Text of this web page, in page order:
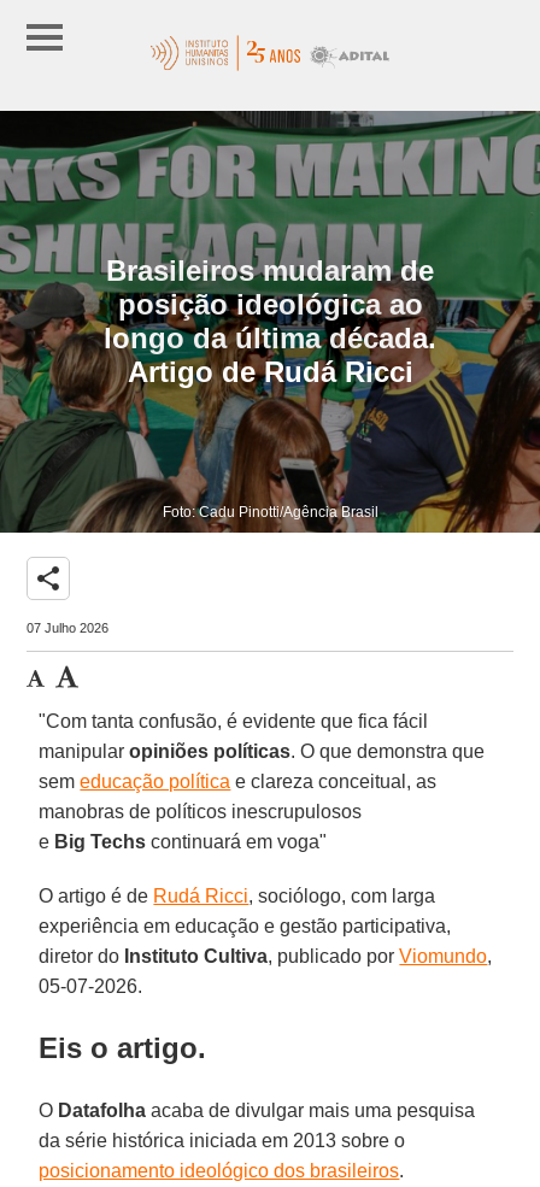
Brasileiros mudaram de
posição ideológica ao
longo da última década.
Artigo de Rudá Ricci
Foto: Cadu Pinotti/Agência Brasil
share
07 Julho 2026
"Com tanta confusão, é evidente que fica fácil
manipularopiniões políticas. O que demonstra que
semeducação política e clareza conceitual, as
manobras de políticos inescrupulosos
e Big Techs continuará em voga"
O artigo é de Rudá Ricci, sociólogo, com larga
experiência em educação e gestão participativa,
diretor do Instituto Cultiva, publicado porViomundo,
05-07-2026.
Eis o artigo.
O Datafolha acaba de divulgar mais uma pesquisa
da série histórica iniciada em 2013 sobre o
posicionamento ideológico dos brasileiros.